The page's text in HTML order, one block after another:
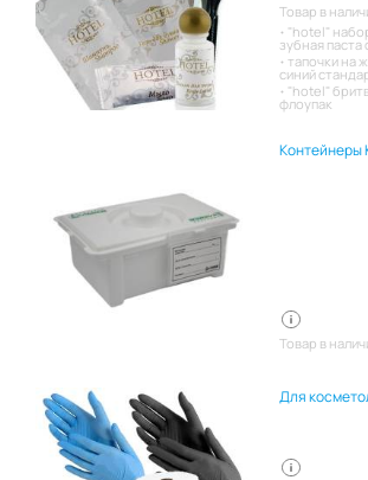
Товар в
"hotel"
зубная паста
тапочки на
синий
"hotel"
флоупак
Контейнеры
Товар в
Для